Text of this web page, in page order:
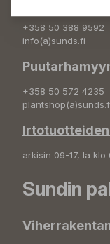
+358 50 388 9592
info(a)sunds.fi
+358 50 572 4235
arkisin 09-17, la klo
Sundin